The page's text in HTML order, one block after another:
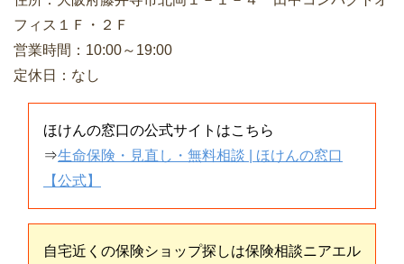
フィス１Ｆ・２Ｆ
営業時間：10:00～19:00
定休日：なし
ほけんの窓口の公式サイトはこちら
⇒生命保険・見直し・無料相談 | ほけんの窓口
【公式】
自宅近くの保険ショップ探しは保険相談ニアエル